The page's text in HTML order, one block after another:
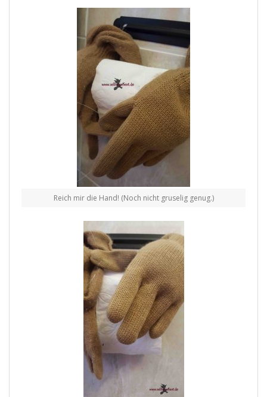
Reich mir die Hand! (Noch nicht gruselig genug.)